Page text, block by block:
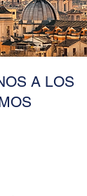
A LOS